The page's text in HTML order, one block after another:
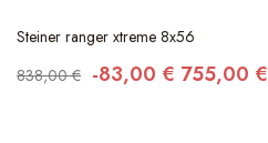
Steiner ranger xtreme 8x56
838,00 € -83,00 € 755,00 €